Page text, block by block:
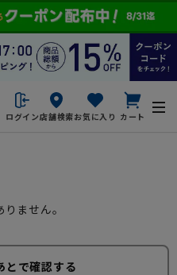
ログイン店舗検索お気に入り カート
ません。
とで確認する